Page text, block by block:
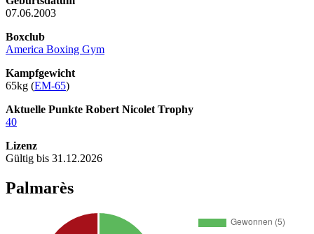
07.06.2003
Boxclub
America Boxing Gym
Kampfgewicht
65kg (EM-65)
Aktuelle Punkte Robert Nicolet Trophy
40
Lizenz
Gültig bis 31.12.2026
Palmarès